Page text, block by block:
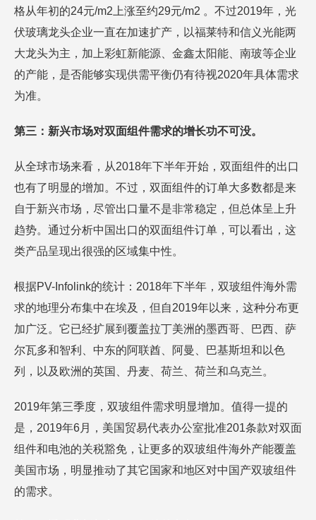
格从年初的24元/m2上涨至约29元/m2 。不过2019年，光
伏玻璃龙头企业一直在加速扩产，以福莱特和信义光能两
大龙头为主，加上彩虹新能源、金鑫太阳能、南玻等企业
的产能，是否能够实现供需平衡仍有待视2020年具体需求
为准。
第三：新兴市场对双面组件需求的增长功不可没。
从全球市场来看，从2018年下半年开始，双面组件的出口
也有了明显的增加。不过，双面组件的订单大多数都是来
自于新兴市场，尽管出口量不是非常稳定，但总体呈上升
趋势。通过分析中国出口的双面组件订单，可以看出，这
类产品呈现出很强的区域集中性。
根据PV-Infolink的统计：2018年下半年，双玻组件海外需
求的地理分布集中在埃及，但自2019年以来，这种分布更
加广泛。它已经扩展到覆盖拉丁美洲的墨西哥、巴西、萨
尔瓦多和智利、中东的阿联酋、阿曼、巴基斯坦和以色
列，以及欧洲的英国、丹麦、荷兰、荷兰和乌克兰。
2019年第三季度，双玻组件需求明显增加。值得一提的
是，2019年6月，美国贸易代表办公室批准201条款对双面
组件和电池的关税豁免，让更多的双玻组件海外产能覆盖
美国市场，明显推动了其它国家和地区对中国产双玻组件
的需求。